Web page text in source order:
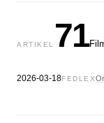
ARTIKEL 71
2026-03-18FEDLEX